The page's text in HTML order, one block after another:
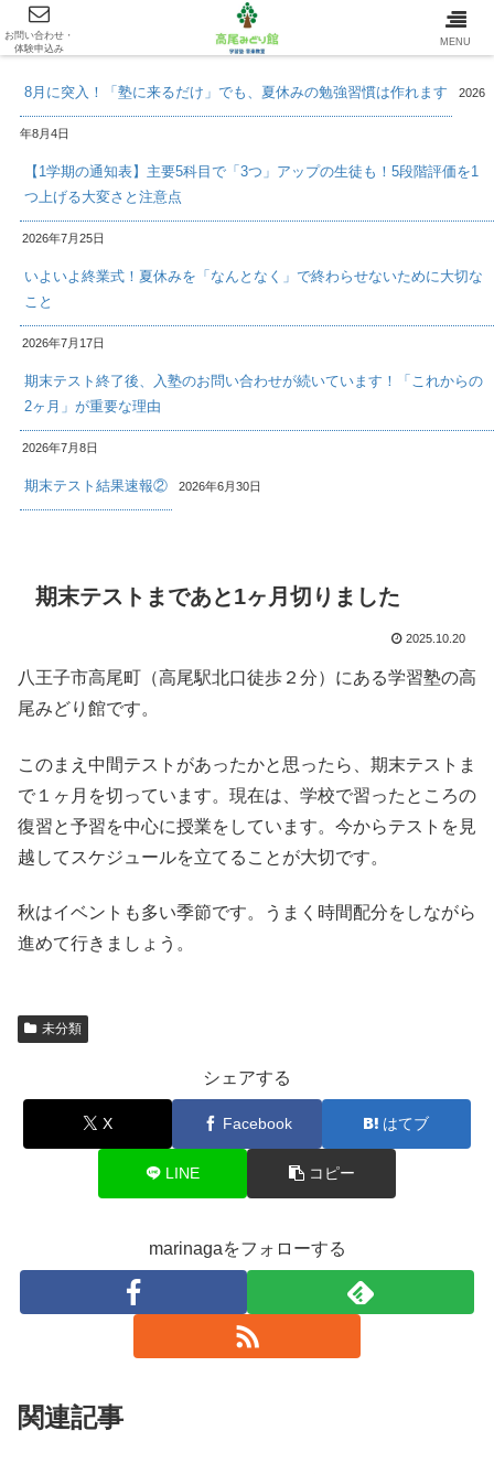
最新情報/INFOMATION
8月に突入！「塾に来るだけ」でも、夏休みの勉強習慣は作れます 2026
年8月4日
【1学期の通知表】主要5科目で「3つ」アップの生徒も！5段階評価を1
つ上げる大変さと注意点
2026年7月25日
いよいよ終業式！夏休みを「なんとなく」で終わらせないために大切な
こと
2026年7月17日
期末テスト終了後、入塾のお問い合わせが続いています！「これからの
2ヶ月」が重要な理由
2026年7月8日
期末テスト結果速報② 2026年6月30日
期末テストまであと1ヶ月切りました
2025.10.20
八王子市高尾町（高尾駅北口徒歩２分）にある学習塾の高
尾みどり館です。
このまえ中間テストがあったかと思ったら、期末テストま
で１ヶ月を切っています。現在は、学校で習ったところの
復習と予習を中心に授業をしています。今からテストを見
越してスケジュールを立てることが大切です。
秋はイベントも多い季節です。うまく時間配分をしながら
進めて行きましょう。
未分類
シェアする
X Facebook はてブ
LINE コピー
marinagaをフォローする
関連記事
お問い合わせ・
体験申込み
MENU